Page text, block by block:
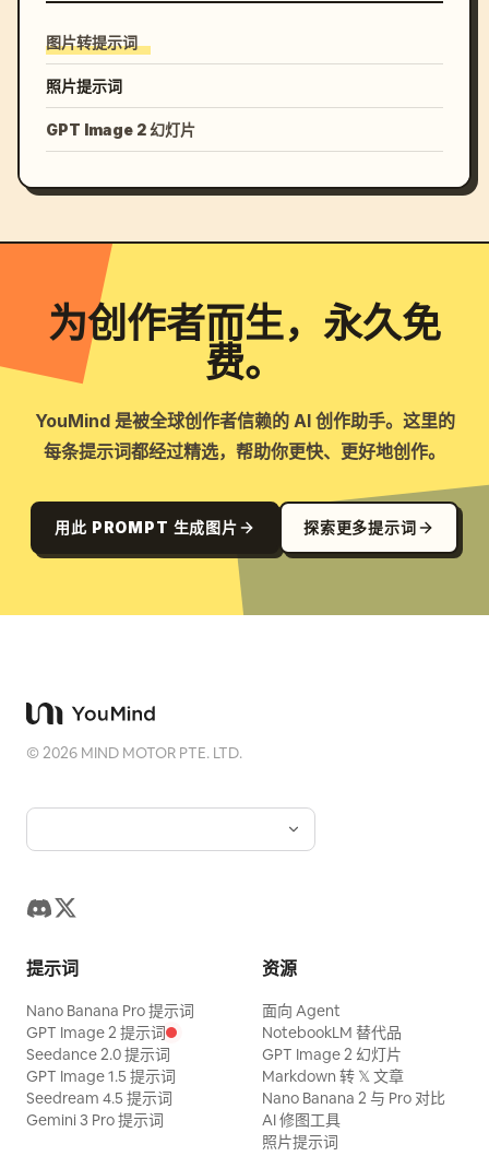
图片转提示词
照片提示词
GPT Image 2 幻灯片
为创作者而生，永久免
费。
YouMind 是被全球创作者信赖的 AI 创作助手。这里的
每条提示词都经过精选，帮助你更快、更好地创作。
用此 PROMPT 生成图片 探索更多提示词
©2026 MIND MOTOR PTE. LTD.
提示词
Nano Banana Pro 提示词
GPT Image 2 提示词
Seedance 2.0 提示词
GPT Image 1.5 提示词
Seedream 4.5 提示词
Gemini 3 Pro 提示词
资源
面向 Agent
NotebookLM 替代品
GPT Image 2 幻灯片
Markdown 转 𝕏 文章
Nano Banana 2 与 Pro 对比
AI 修图工具
照片提示词